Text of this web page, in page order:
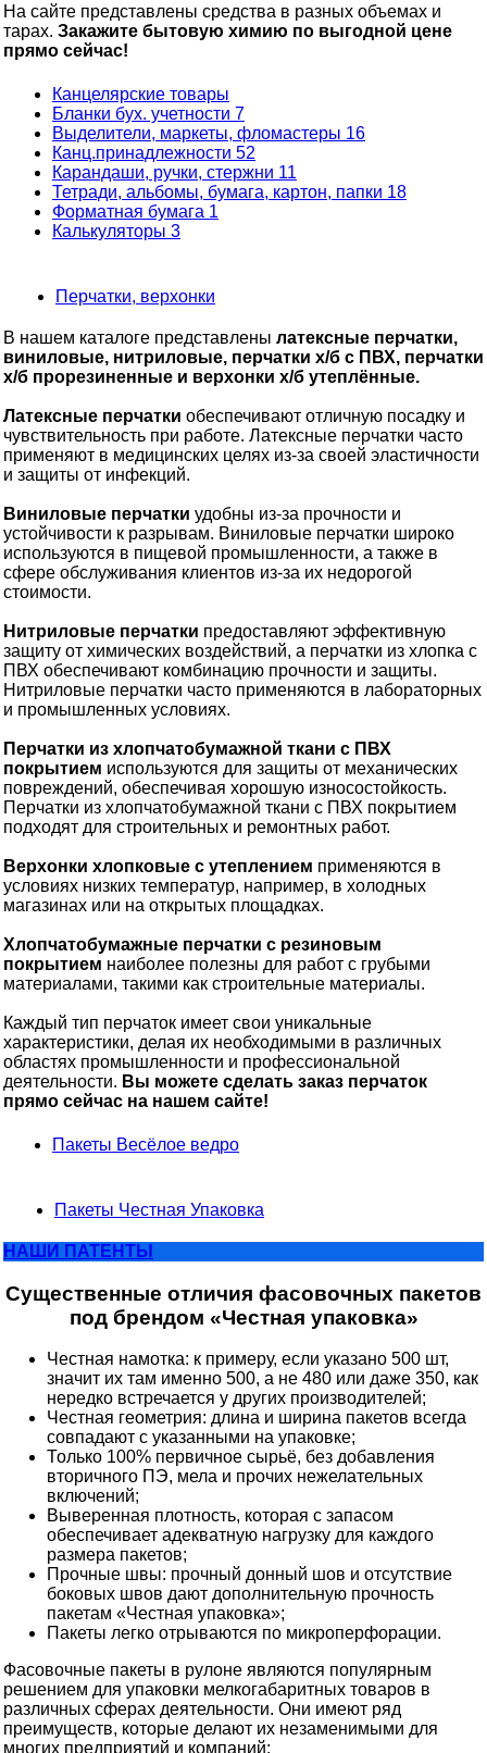
На сайте представлены средства в разных объемах и
тарах. Закажите бытовую химию по выгодной цене
прямо сейчас!
Канцелярские товары
Бланки бух. учетности 7
Выделители, маркеты, фломастеры 16
Канц.принадлежности 52
Карандаши, ручки, стержни 11
Тетради, альбомы, бумага, картон, папки 18
Форматная бумага 1
Калькуляторы 3
Перчатки, верхонки
В нашем каталоге представлены латексные перчатки,
виниловые, нитриловые, перчатки х/б с ПВХ, перчатки
х/б прорезиненные и верхонки х/б утеплённые.
Латексные перчатки обеспечивают отличную посадку и
чувствительность при работе. Латексные перчатки часто
применяют в медицинских целях из-за своей эластичности
и защиты от инфекций.
Виниловые перчатки удобны из-за прочности и
устойчивости к разрывам. Виниловые перчатки широко
используются в пищевой промышленности, а также в
сфере обслуживания клиентов из-за их недорогой
стоимости.
Нитриловые перчатки предоставляют эффективную
защиту от химических воздействий, а перчатки из хлопка с
ПВХ обеспечивают комбинацию прочности и защиты.
Нитриловые перчатки часто применяются в лабораторных
и промышленных условиях.
Перчатки из хлопчатобумажной ткани с ПВХ
покрытием используются для защиты от механических
повреждений, обеспечивая хорошую износостойкость.
Перчатки из хлопчатобумажной ткани с ПВХ покрытием
подходят для строительных и ремонтных работ.
Верхонки хлопковые с утеплением применяются в
условиях низких температур, например, в холодных
магазинах или на открытых площадках.
Хлопчатобумажные перчатки с резиновым
покрытием наиболее полезны для работ с грубыми
материалами, такими как строительные материалы.
Каждый тип перчаток имеет свои уникальные
характеристики, делая их необходимыми в различных
областях промышленности и профессиональной
деятельности. Вы можете сделать заказ перчаток
прямо сейчас на нашем сайте!
Пакеты Весёлое ведро
Пакеты Честная Упаковка
НАШИ ПАТЕНТЫ
Существенные отличия фасовочных пакетов
под брендом «Честная упаковка»
Честная намотка: к примеру, если указано 500 шт,
значит их там именно 500, а не 480 или даже 350, как
нередко встречается у других производителей;
Честная геометрия: длина и ширина пакетов всегда
совпадают с указанными на упаковке;
Только 100% первичное сырьё, без добавления
вторичного ПЭ, мела и прочих нежелательных
включений;
Выверенная плотность, которая с запасом
обеспечивает адекватную нагрузку для каждого
размера пакетов;
Прочные швы: прочный донный шов и отсутствие
боковых швов дают дополнительную прочность
пакетам «Честная упаковка»;
Пакеты легко отрываются по микроперфорации.
Фасовочные пакеты в рулоне являются популярным
решением для упаковки мелкогабаритных товаров в
различных сферах деятельности. Они имеют ряд
преимуществ, которые делают их незаменимыми для
многих предприятий и компаний: